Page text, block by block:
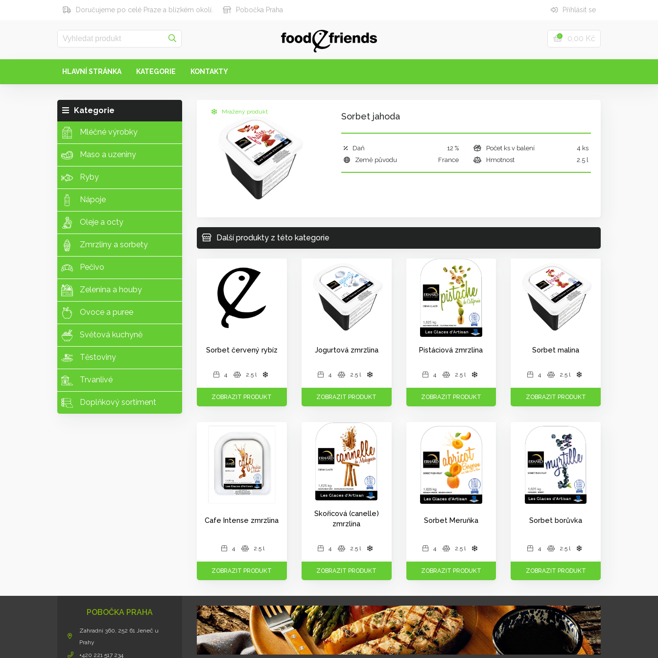
Doručujeme po celé Praze a blízkém okolí. Pobočka Praha Přihlásit se
0 0,00 Kč
HLAVNÍ STRÁNKA KATEGORIE KONTAKTY
Kategorie
Mléčné výrobky
Maso a uzeniny
Ryby
Nápoje
Oleje a octy
Zmrzliny a sorbety
Pečivo
Zelenina a houby
Ovoce a puree
Světová kuchyně
Těstoviny
Trvanlivé
Doplňkový sortiment
Mražený produkt Sorbet jahoda
Daň
12 %
Země původu
France
Počet ks v balení
4 ks
Hmotnost
2.5 l
Další produkty z této kategorie
Sorbet červený rybíz
4 2.5 l
ZOBRAZIT PRODUKT
Jogurtová zmrzlina
4 2.5 l
ZOBRAZIT PRODUKT
Pistáciová zmrzlina
4 2.5 l
ZOBRAZIT PRODUKT
Sorbet malina
4 2.5 l
ZOBRAZIT PRODUKT
Cafe Intense zmrzlina
4 2.5 l
ZOBRAZIT PRODUKT
Skořicová (canelle)
zmrzlina
4 2.5 l
ZOBRAZIT PRODUKT
Sorbet Meruňka
4 2.5 l
ZOBRAZIT PRODUKT
Sorbet borůvka
4 2.5 l
ZOBRAZIT PRODUKT
POBOČKA PRAHA
Zahradní 360, 252 61 Jeneč u
Prahy
+420 221 517 234